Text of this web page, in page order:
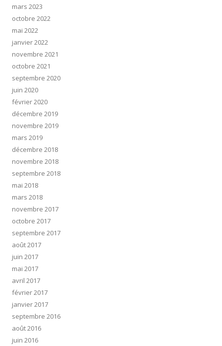
mars 2023
octobre 2022
mai 2022
janvier 2022
novembre 2021
octobre 2021
septembre 2020
juin 2020
février 2020
décembre 2019
novembre 2019
mars 2019
décembre 2018
novembre 2018
septembre 2018
mai 2018
mars 2018
novembre 2017
octobre 2017
septembre 2017
août 2017
juin 2017
mai 2017
avril 2017
février 2017
janvier 2017
septembre 2016
août 2016
juin 2016